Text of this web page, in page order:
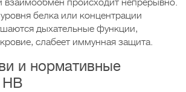
взаимообмен происходит непрерывно.
белка или концентрации
дыхательные функции,
слабеет иммунная защита.
и нормативные
НВ